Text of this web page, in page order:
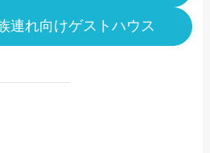
連れ向けゲストハウス